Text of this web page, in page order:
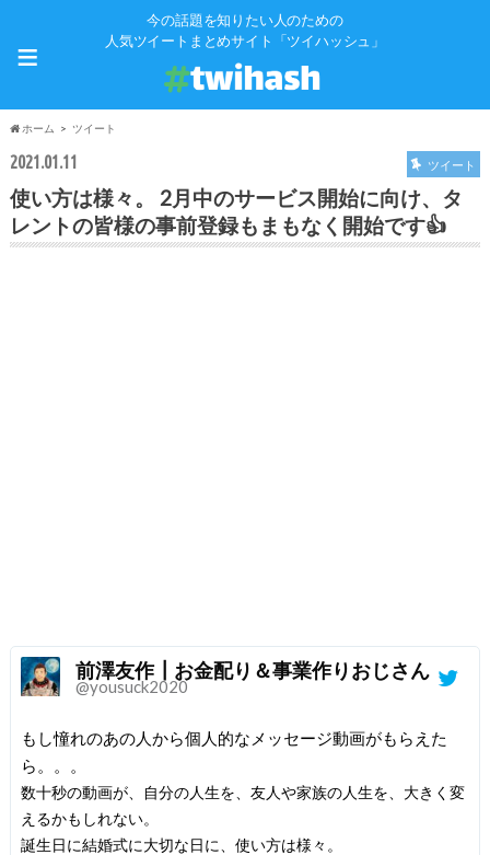
今の話題を知りたい人のための
人気ツイートまとめサイト「ツイハッシュ」
≡
ホーム ツイート
2021.01.11 ツイート
使い方は様々。 2月中のサービス開始に向け、タ
レントの皆様の事前登録もまもなく開始です👍
前澤友作┃お金配り＆事業作りおじさん
@yousuck2020
もし憧れのあの人から個人的なメッセージ動画がもらえた
ら。。。
数十秒の動画が、自分の人生を、友人や家族の人生を、大きく変
えるかもしれない。
誕生日に結婚式に大切な日に、使い方は様々。